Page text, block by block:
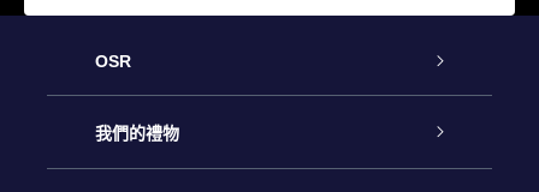
OSR
客戶服務
我們的禮物